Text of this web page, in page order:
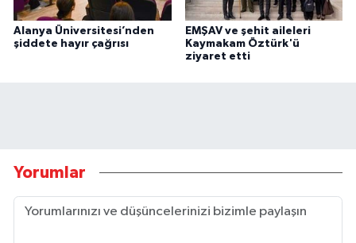
Alanya Üniversitesi’nden
şiddete hayır çağrısı
EMŞAV ve şehit aileleri
Kaymakam Öztürk'ü
ziyaret etti
Yorumlar